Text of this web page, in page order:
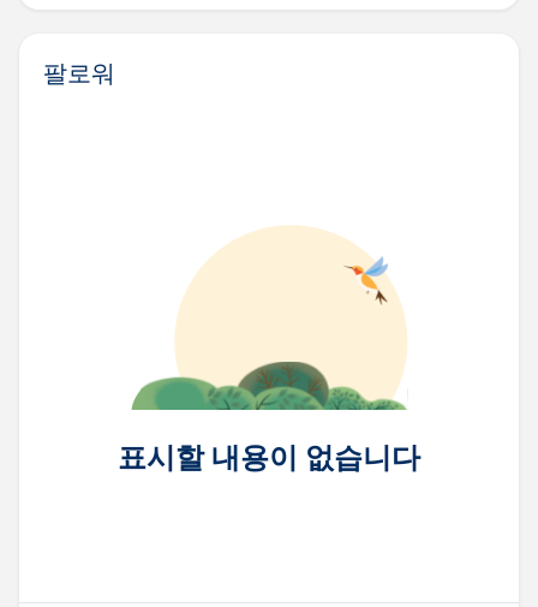
팔로워
표시할 내용이 없습니다